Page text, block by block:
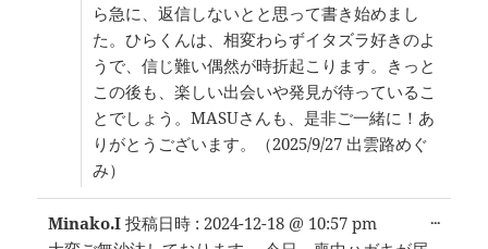
ら急に、返信しないとと思って書き始めまし
た。ひらくんは、相変わらずイタズラ好きのよ
うで、信じ難い偶然が時折起こります。きっと
この後も、楽しい出会いや発見が待っているこ
とでしょう。MASUさんも、是非ご一緒に！あ
りがとうございます。（2025/9/27 出雲路めぐ
み）
Minako.I投稿日時 : 2024-12-18 @ 10:57 pm
...こ